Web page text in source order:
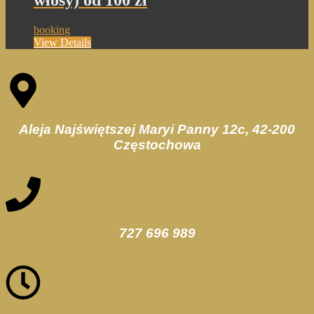
booking
View Details
Aleja Najświętszej Maryi Panny 12c, 42-200
Częstochowa
727 696 989